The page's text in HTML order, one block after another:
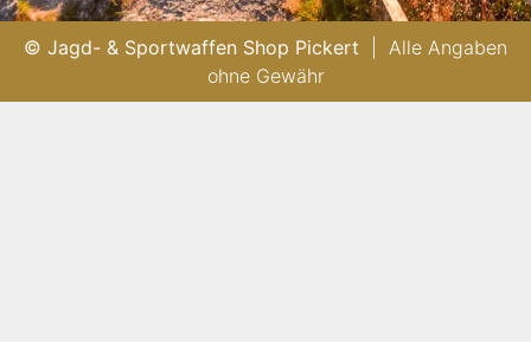
© Jagd- & Sportwaffen Shop Pickert | Alle Angaben
ohne Gewähr